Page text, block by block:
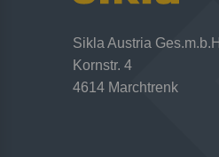
Sikla Austria
Kornstr. 4
4614 Marchtrenk